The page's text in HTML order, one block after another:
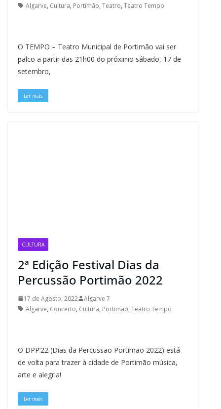
Algarve, Cultura, Portimão, Teatro, Teatro Tempo
O TEMPO – Teatro Municipal de Portimão vai ser
palco a partir das 21h00 do próximo sábado, 17 de
setembro,
Ler mais
CULTURA
2ª Edição Festival Dias da
Percussão Portimão 2022
17 de Agosto, 2022
Algarve 7
Algarve, Concerto, Cultura, Portimão, Teatro Tempo
O DPP’22 (Dias da Percussão Portimão 2022) está
de volta para trazer à cidade de Portimão música,
arte e alegria!
Ler mais